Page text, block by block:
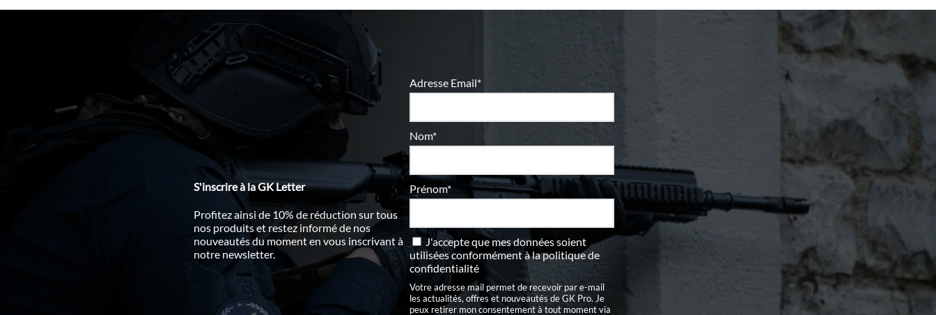
S'inscrire à la GK Letter
Profitez ainsi de 10% de réduction sur tous
nos produits et restez informé de nos
nouveautés du moment en vous inscrivant à
notre newsletter.
Adresse Email*
Nom*
Prénom*
J'accepte que mes données soient
utilisées conformément àla politique de
confidentialité
Votre adresse mail permet de recevoir par e-mail
les actualités, offres et nouveautés de GK Pro. Je
peux retirer mon consentement à tout moment via